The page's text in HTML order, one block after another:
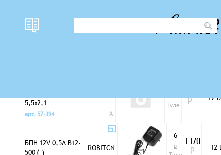
5,5x2,1
арт. 57-394
A
в
Туле
Р
12 В
БПН 12V 0,5A B12-
500 (-)
ROBITON
6
в
1 170
Р
12